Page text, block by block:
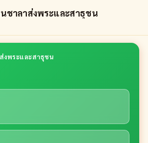
ชาลาส่งพระและสาธุชน
งพระและสาธุชน